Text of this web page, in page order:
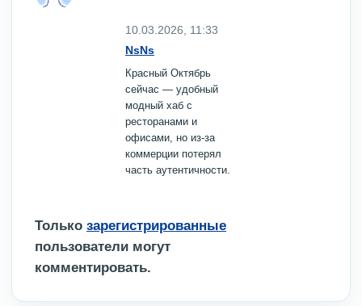
10.03.2026, 11:33
NsNs
Красный Октябрь
сейчас — удобный
модный хаб с
ресторанами и
офисами, но из‑за
коммерции потерял
часть аутентичности.
Только зарегистрированные
пользователи могут
комментировать.